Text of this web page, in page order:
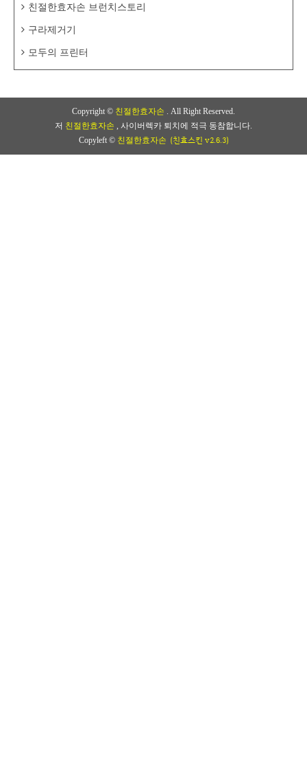
친절한효자손 브런치스토리
구라제거기
모두의 프린터
Copyright © 친절한효자손 . All Right Reserved.
저 친절한효자손 , 사이버렉카 퇴치에 적극 동참합니다.
Copyleft © 친절한효자손 (친효스킨 v2.6.3)